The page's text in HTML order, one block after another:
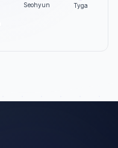
Seohyun Tyga